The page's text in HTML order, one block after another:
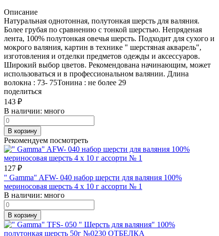
Описание
Натуральная однотонная, полутонкая шерсть для валяния.
Более грубая по сравнению с тонкой шерстью. Непряденая
лента, 100% полутонкая овечья шерсть. Подходит для сухого и
мокрого валяния, картин в технике " шерстяная акварель",
изготовления и отделки предметов одежды и аксессуаров.
Широкий выбор цветов. Рекомендована начинающим, может
использоваться и в профессиональном валянии. Длина
волокна : 73- 75Тонина : не более 29
поделиться
143 ₽
В наличии: много
В корзину
Рекомендуем посмотреть
127 ₽
" Gamma" AFW- 040 набор шерсти для валяния 100%
мериносовая шерсть 4 х 10 г ассорти № 1
В наличии: много
В корзину